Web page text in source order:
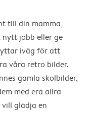
till din mamma,
jobb eller ge
iväg för att
våra retro bilder.
gamla skolbilder,
med era allra
glädja en